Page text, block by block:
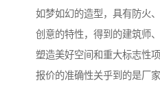
如梦如幻的造型，具有防火
创意的特性，得到的建筑师
塑造美好空间和重大标志性
报价的准确性关乎到的是厂